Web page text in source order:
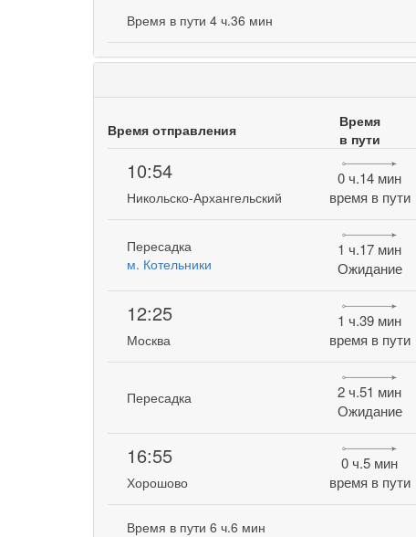
Время в пути 4 ч.36 мин
Время отправления
Время
в пути
10:54
Никольско-Архангельский
0 ч.14 мин
время в пути
Пересадка
м. Котельники
1 ч.17 мин
Ожидание
12:25
Москва
1 ч.39 мин
время в пути
Пересадка
2 ч.51 мин
Ожидание
16:55
Хорошово
0 ч.5 мин
время в пути
Время в пути 6 ч.6 мин